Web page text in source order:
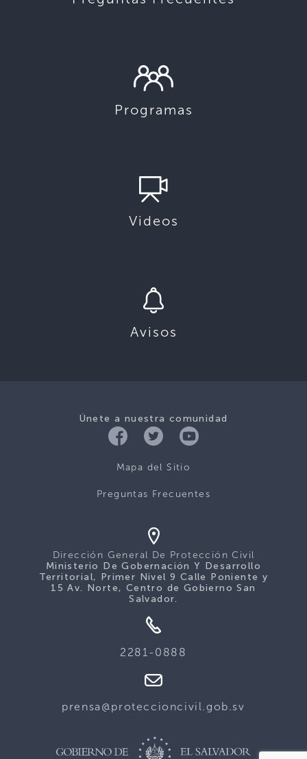
Programas
Videos
Avisos
Únete a nuestra comunidad
Mapa del Sitio
Preguntas Frecuentes
Dirección General De Protección Civil
Ministerio De Gobernación Y Desarrollo
Territorial, Primer Nivel 9 Calle Poniente y
15 Av. Norte, Centro de Gobierno San
Salvador.
2281-0888
prensa@proteccioncivil.gob.sv